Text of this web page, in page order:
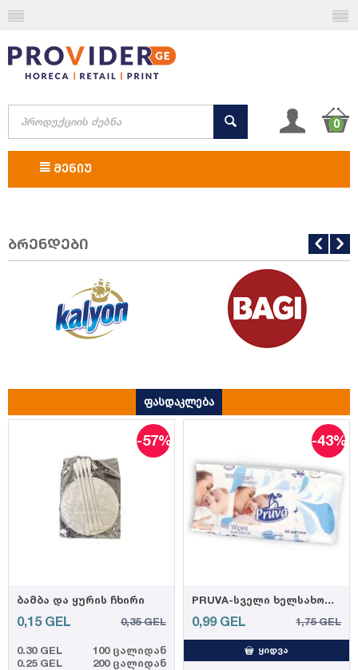
0
ᲛᲔᲜᲘᲣ
ბრენდები
ფასდაკლება
-57%
ბამბა და ყურის ჩხირი
0,15 GEL 0,35 GEL
0.30 GEL
0.25 GEL
100 ცალიდან
200 ცალიდან
-43%
PRUVA-სველი ხელსახოცი 64ც 35 გრ. (12)
0,99 GEL 1,75 GEL
ᲧᲘᲓᲕᲐ